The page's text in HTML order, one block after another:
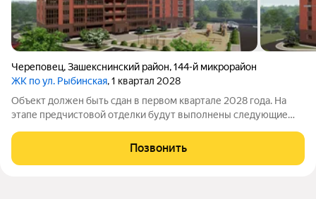
Череповец,Зашекснинский район,144-й микрорайон
ЖК по ул. Рыбинская, 1 квартал 2028
Объект должен быть сдан в первом квартале 2028 года. На
этапе предчистовой отделки будут выполнены следующие
монтажа сантехники, выполнена разводка электричества с
установкой розеток и
Позвонить